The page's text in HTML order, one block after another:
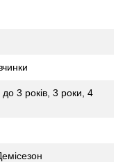
до 3 років 3 роки 4